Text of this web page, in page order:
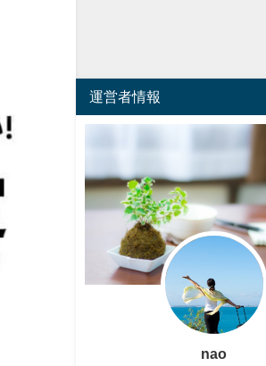
運営者情報
nao